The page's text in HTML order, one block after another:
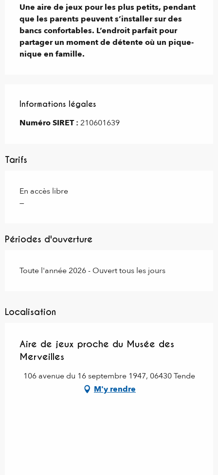
Une aire de jeux pour les plus petits, pendant
que les parents peuvent s’installer sur des
bancs confortables. L’endroit parfait pour
partager un moment de détente où un pique-
nique en famille.
Informations légales
Informations légales
Numéro SIRET : 210601639
Tarifs
En accès libre
—
Périodes d'ouverture
Toute l'année 2026 - Ouvert tous les jours
Localisation
Aire de jeux proche du Musée des
Merveilles
106 avenue du 16 septembre 1947, 06430 Tende
M'y rendre